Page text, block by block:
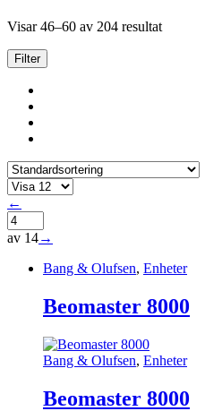
Visar 46–60 av 204 resultat
Filter
←
av 14→
Bang & Olufsen, Enheter
Beomaster 8000
Bang & Olufsen, Enheter
Beomaster 8000